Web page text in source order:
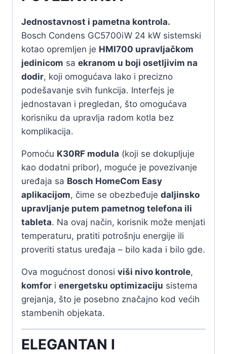
Jednostavnost i pametna kontrola.
Bosch Condens GC5700iW 24 kW sistemski
kotao opremljen je HMI700 upravljačkom
jedinicom sa ekranom u boji osetljivim na
dodir, koji omogućava lako i precizno
podešavanje svih funkcija. Interfejs je
jednostavan i pregledan, što omogućava
korisniku da upravlja radom kotla bez
komplikacija.
Pomoću K30RF modula (koji se dokupljuje
kao dodatni pribor), moguće je povezivanje
uređaja sa Bosch HomeCom Easy
aplikacijom, čime se obezbeđuje daljinsko
upravljanje putem pametnog telefona ili
tableta. Na ovaj način, korisnik može menjati
temperaturu, pratiti potrošnju energije ili
proveriti status uređaja – bilo kada i bilo gde.
Ova mogućnost donosi viši nivo kontrole,
komfor i energetsku optimizaciju sistema
grejanja, što je posebno značajno kod većih
stambenih objekata.
ELEGANTAN I